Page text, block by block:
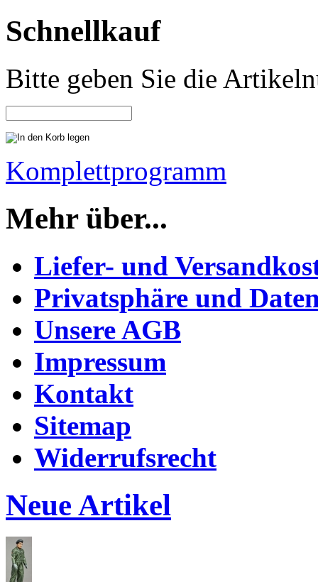
Schnellkauf
Bitte geben Sie die
Komplettprogramm
Mehr über...
Liefer- und
Privatsphäre und
Unsere AGB
Impressum
Kontakt
Sitemap
Widerrufsrecht
Neue Artikel